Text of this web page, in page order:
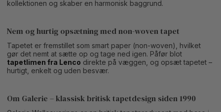
kollektionen og skaber en harmonisk baggrund.
Nem og hurtig opsætning med non-woven tapet
Tapetet er fremstillet som smart paper (non-woven), hvilket
gør det nemt at sætte op og tage ned igen. Påfør blot
tapetlimen fra Lenco direkte på væggen, og opsæt tapetet –
hurtigt, enkelt og uden besvær.
Om Galerie – klassisk britisk tapetdesign siden 1990